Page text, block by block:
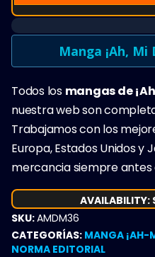
Manga ¡Ah, Mi
Todos los mangas de
nuestra web son
Trabajamos con los
Europa, Estados Unidos y
mercancia siempre antes
AVAILABILITY:
SKU:AMDM36
CATEGORÍAS: MANGA ¡AH-
NORMA EDITORIAL